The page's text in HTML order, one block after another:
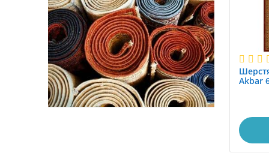
1.5x25.0
1.6x1.6
1.6x2.3
1.6x2.4
1.6x2.9
1.6x3.0
1.6x3.4
Akbar